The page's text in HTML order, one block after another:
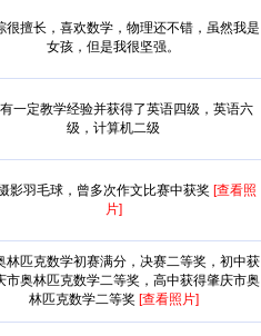
很擅长，喜欢数学，物理还不错，虽然我是
女孩，但是我很坚强。
一定教学经验并获得了英语四级，英语六
级，计算机二级
影羽毛球，曾多次作文比赛中获奖 [查看照
片]
林匹克数学初赛满分，决赛二等奖，初中获
市奥林匹克数学二等奖，高中获得肇庆市奥
林匹克数学二等奖 [查看照片]